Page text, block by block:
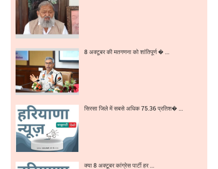
8 अक्टूबर की मतगणना को शांतिपूर्ण � ...
सिरसा जिले में सबसे अधिक 75.36 प्रतिश� ...
क्या 8 अक्टूबर कांग्रेस पार्टी हर ...